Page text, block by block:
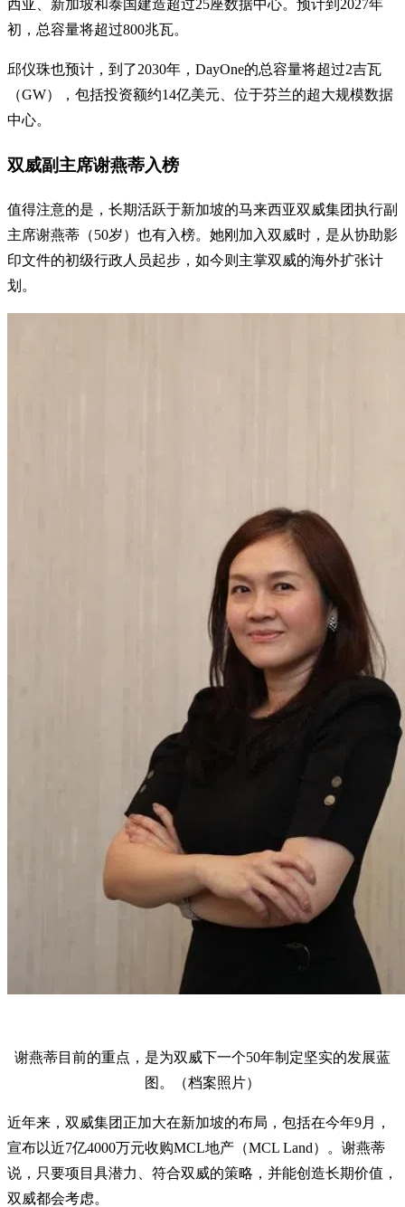
西亚、新加坡和泰国建造超过25座数据中心。预计到2027年
初，总容量将超过800兆瓦。
邱仪珠也预计，到了2030年，DayOne的总容量将超过2吉瓦
（GW），包括投资额约14亿美元、位于芬兰的超大规模数据
中心。
双威副主席谢燕蒂入榜
值得注意的是，长期活跃于新加坡的马来西亚双威集团执行副
主席谢燕蒂（50岁）也有入榜。她刚加入双威时，是从协助影
印文件的初级行政人员起步，如今则主掌双威的海外扩张计
划。
谢燕蒂目前的重点，是为双威下一个50年制定坚实的发展蓝
图。（档案照片）
近年来，双威集团正加大在新加坡的布局，包括在今年9月，
宣布以近7亿4000万元收购MCL地产（MCL Land）。谢燕蒂
说，只要项目具潜力、符合双威的策略，并能创造长期价值，
双威都会考虑。